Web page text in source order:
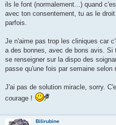
ils le font (normalement...) quand
avec ton consentement, tu as le
parfois.
Je n'aime pas trop les cliniques car
a des bonnes, avec de bons avis.
se renseigner sur la dispo des
passe qu'une fois par semaine selon
J'ai pas de solution miracle, sorry.
courage !
Bilirubine